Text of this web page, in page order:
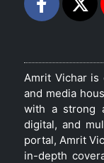
Amrit Vichar is
and media
with a strong
digital, and
portal, Amrit
in-depth